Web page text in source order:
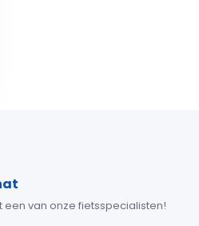
een van onze fietsspecialisten!